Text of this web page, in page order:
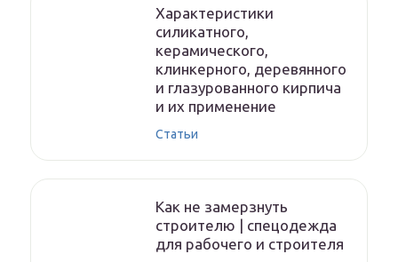
Характеристики
силикатного,
керамического,
клинкерного, деревянного
и глазурованного кирпича
и их применение
Статьи
Как не замерзнуть
строителю | спецодежда
для рабочего и строителя